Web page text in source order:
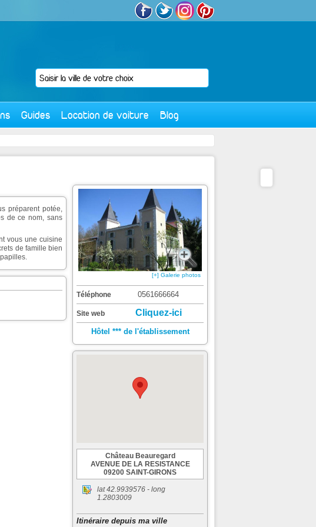
Guides Location de voiture Blog
préparent potée,
de ce nom, sans
vous une cuisine
de famille bien
[+] Galerie photos
Téléphone 0561666664
Site web Cliquez-ici
Hôtel *** de l'établissement
Château Beauregard
AVENUE DE LA RESISTANCE
09200 SAINT-GIRONS
lat42.9939576 - long
1.2803009
Itinéraire depuis ma ville